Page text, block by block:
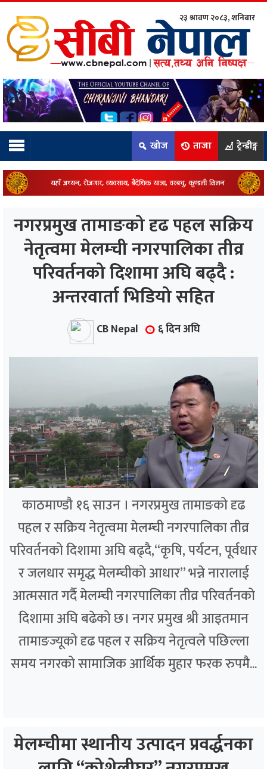
टिम:
२३ श्रावण २०८३, शनिबार
खोज ताजा ट्रेन्डीङ्ग
नगरप्रमुख तामाङको दृढ पहल सक्रिय
नेतृत्वमा मेलम्ची नगरपालिका तीव्र
परिवर्तनको दिशामा अघि बढ्दै :
अन्तरवार्ता भिडियो सहित
CB Nepal ६ दिन अघि
काठमाण्डौ १६ साउन । नगरप्रमुख तामाङको दृढ
पहल र सक्रिय नेतृत्वमा मेलम्ची नगरपालिका तीव्र
परिवर्तनको दिशामा अघि बढ्दै,“कृषि, पर्यटन, पूर्वधार
र जलधार समृद्ध मेलम्चीको आधार” भन्ने नारालाई
आत्मसात गर्दै मेलम्ची नगरपालिका तीव्र परिवर्तनको
दिशामा अघि बढेको छ। नगर प्रमुख श्री आइतमान
तामाङज्यूको दृढ पहल र सक्रिय नेतृत्वले पछिल्ला
समय नगरको सामाजिक आर्थिक मुहार फरक रुपमै...
मेलम्चीमा स्थानीय उत्पादन प्रवर्द्धनका